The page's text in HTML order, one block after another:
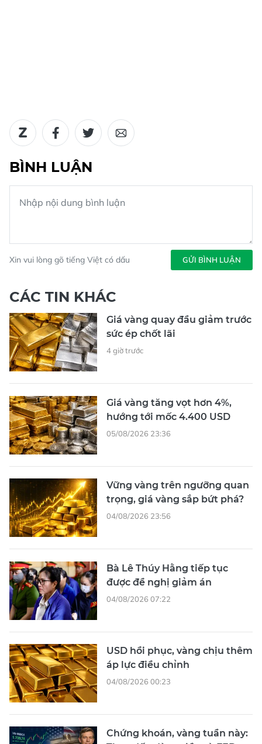
BÌNH LUẬN
Xin vui lòng gõ tiếng Việt có dấu GỬI BÌNH LUẬN
CÁC TIN KHÁC
Giá vàng quay đầu giảm trước
sức ép chốt lãi
4 giờ trước
Giá vàng tăng vọt hơn 4%,
hướng tới mốc 4.400 USD
05/08/2026 23:36
Vững vàng trên ngưỡng quan
trọng, giá vàng sắp bứt phá?
04/08/2026 23:56
Bà Lê Thúy Hằng tiếp tục
được đề nghị giảm án
04/08/2026 07:22
USD hồi phục, vàng chịu thêm
áp lực điều chỉnh
04/08/2026 00:23
Chứng khoán, vàng tuần này: